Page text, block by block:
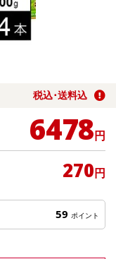
税込･送料込
6478円
270円
59 ポイント